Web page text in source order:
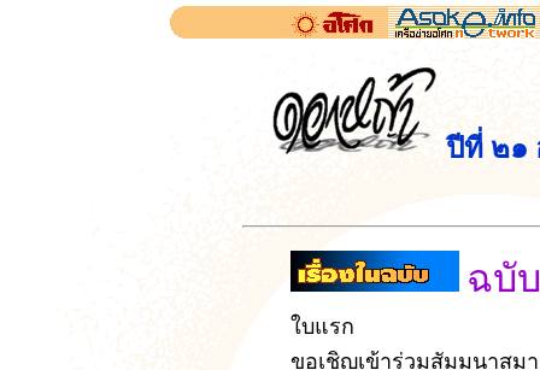
ปีที่ ๒๑
ฉบั
ใบแรก
ขอเชิญเข้าร่วมสัมมนาสม